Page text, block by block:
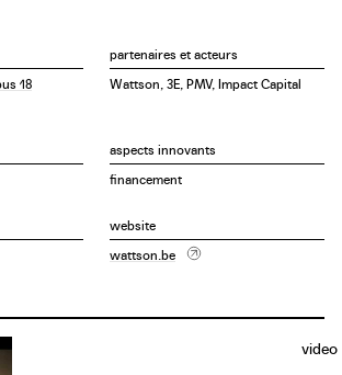
solaires thermiques ou
de pompes à chaleur ou de
ou encore élaboration d’un nouveau
une fois le projet achevé, la mise
et la maintenance performante
promises. Les propriétaires
leur facture énergétique, d’une
confort de vie et d’une augmentation
18
partenaires et acteurs
Wattson, 3E, PMV, Impact Capital
aspects innovants
financement
website
wattson.be
video